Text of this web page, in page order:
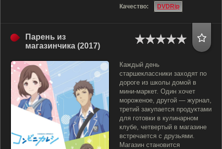
Качество:
DVDRip
Парень из
магазинчика (2017)
Каждый день
старшеклассники заходят по
дороге из школы домой в
мини-маркет. Один хочет
мороженое, другой — журнал,
третий закупается продуктами
для готовки в кулинарном
клубе, четвертый в магазине
встречается с друзьями.
Магазин становится